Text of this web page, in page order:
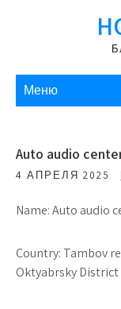
Меню
Auto audio
4 АПРЕЛЯ 2025
Name: Auto audio
Country: Tambov
Oktyabrsky